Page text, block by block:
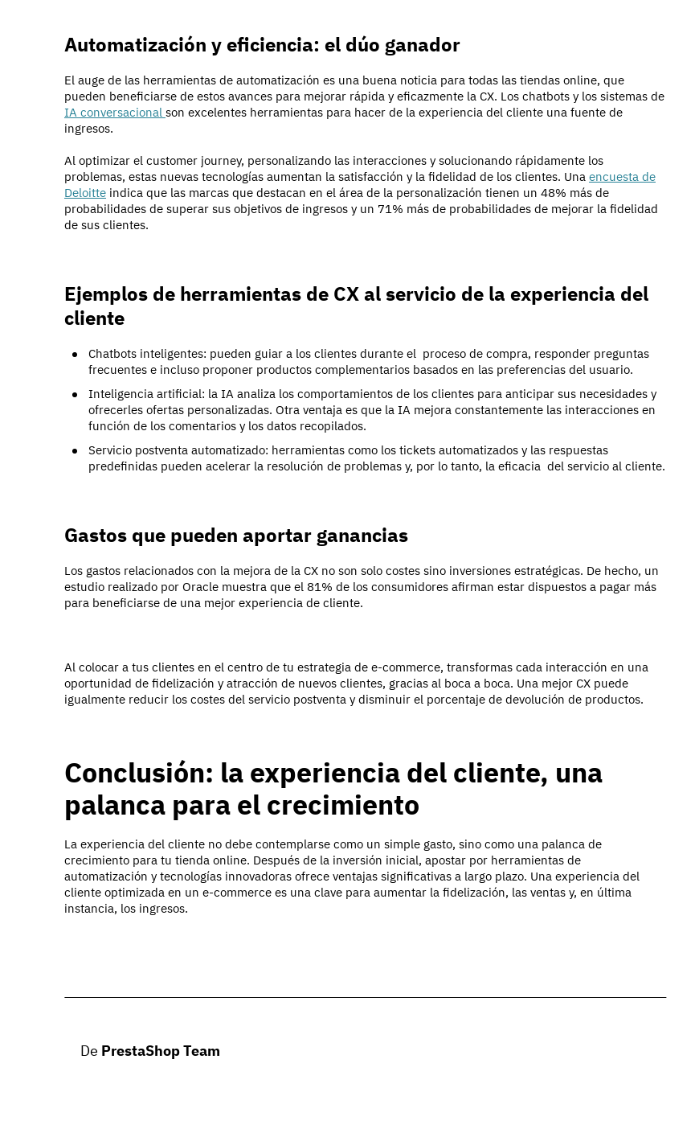
Automatización y eficiencia: el dúo ganador
El auge de las herramientas de automatización es una buena noticia para todas las tiendas online, que
pueden beneficiarse de estos avances para mejorar rápida y eficazmente la CX. Los chatbots y los sistemas de
IA conversacional son excelentes herramientas para hacer de la experiencia del cliente una fuente de
ingresos.
Al optimizar el customer journey, personalizando las interacciones y solucionando rápidamente los
problemas, estas nuevas tecnologías aumentan la satisfacción y la fidelidad de los clientes. Una encuesta de
Deloitte indica que las marcas que destacan en el área de la personalización tienen un 48% más de
probabilidades de superar sus objetivos de ingresos y un 71% más de probabilidades de mejorar la fidelidad
de sus clientes.
Ejemplos de herramientas de CX al servicio de la experiencia del
cliente
Chatbots inteligentes: pueden guiar a los clientes durante el proceso de compra, responder preguntas
frecuentes e incluso proponer productos complementarios basados en las preferencias del usuario.
Inteligencia artificial: la IA analiza los comportamientos de los clientes para anticipar sus necesidades y
ofrecerles ofertas personalizadas. Otra ventaja es que la IA mejora constantemente las interacciones en
función de los comentarios y los datos recopilados.
Servicio postventa automatizado: herramientas como los tickets automatizados y las respuestas
predefinidas pueden acelerar la resolución de problemas y, por lo tanto, la eficacia del servicio al cliente.
Gastos que pueden aportar ganancias
Los gastos relacionados con la mejora de la CX no son solo costes sino inversiones estratégicas. De hecho, un
estudio realizado por Oracle muestra que el 81% de los consumidores afirman estar dispuestos a pagar más
para beneficiarse de una mejor experiencia de cliente.
Al colocar a tus clientes en el centro de tu estrategia de e-commerce, transformas cada interacción en una
oportunidad de fidelización y atracción de nuevos clientes, gracias al boca a boca. Una mejor CX puede
igualmente reducir los costes del servicio postventa y disminuir el porcentaje de devolución de productos.
Conclusión: la experiencia del cliente, una
palanca para el crecimiento
La experiencia del cliente no debe contemplarse como un simple gasto, sino como una palanca de
crecimiento para tu tienda online. Después de la inversión inicial, apostar por herramientas de
automatización y tecnologías innovadoras ofrece ventajas significativas a largo plazo. Una experiencia del
cliente optimizada en un e-commerce es una clave para aumentar la fidelización, las ventas y, en última
instancia, los ingresos.
De PrestaShop Team